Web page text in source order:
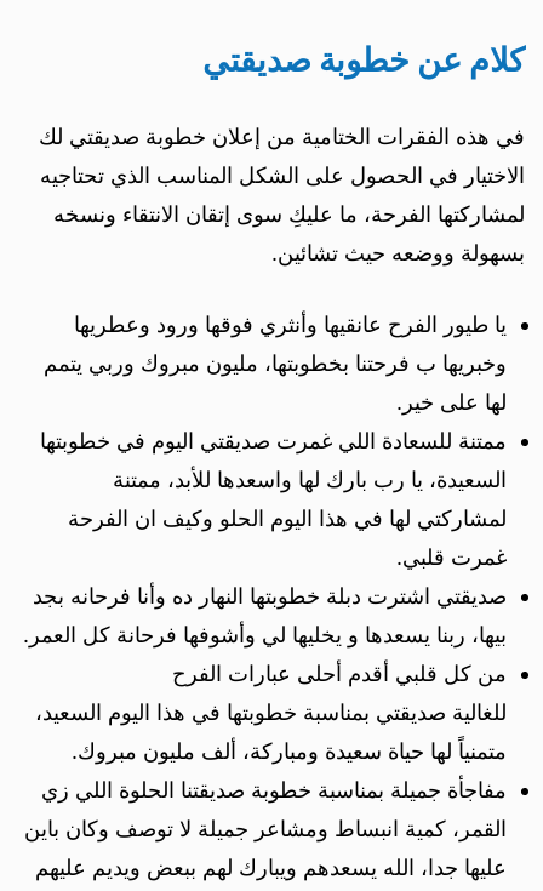
كلام عن خطوبة صديقتي
في هذه الفقرات الختامية من إعلان خطوبة صديقتي لك
الاختيار في الحصول على الشكل المناسب الذي تحتاجيه
لمشاركتها الفرحة، ما عليكِ سوى إتقان الانتقاء ونسخه
بسهولة ووضعه حيث تشائين.
يا طيور الفرح عانقيها وأنثري فوقها ورود وعطريها
وخبريها ب فرحتنا بخطوبتها، مليون مبروك وربي يتمم
لها على خير.
ممتنة للسعادة اللي غمرت صديقتي اليوم في خطوبتها
السعيدة، يا رب بارك لها واسعدها للأبد، ممتنة
لمشاركتي لها في هذا اليوم الحلو وكيف ان الفرحة
غمرت قلبي.
صديقتي اشترت دبلة خطوبتها النهار ده وأنا فرحانه بجد
بيها، ربنا يسعدها و يخليها لي وأشوفها فرحانة كل العمر.
من كل قلبي أقدم أحلى عبارات الفرح
للغالية صديقتي بمناسبة خطوبتها في هذا اليوم السعيد،
متمنياً لها حياة سعيدة ومباركة، ألف مليون مبروك.
مفاجأة جميلة بمناسبة خطوبة صديقتنا الحلوة اللي زي
القمر، كمية انبساط ومشاعر جميلة لا توصف وكان باين
عليها جدا، الله يسعدهم ويبارك لهم ببعض ويديم عليهم